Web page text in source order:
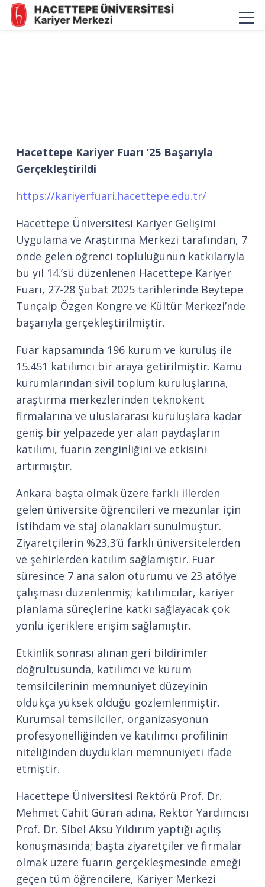
Hacettepe Kariyer Fuarı ’25 Başarıyla
Gerçekleştirildi
https://kariyerfuari.hacettepe.edu.tr/
Hacettepe Üniversitesi Kariyer Gelişimi
Uygulama ve Araştırma Merkezi tarafından, 7
önde gelen öğrenci topluluğunun katkılarıyla
bu yıl 14.’sü düzenlenen Hacettepe Kariyer
Fuarı, 27-28 Şubat 2025 tarihlerinde Beytepe
Tunçalp Özgen Kongre ve Kültür Merkezi’nde
başarıyla gerçekleştirilmiştir.
Fuar kapsamında 196 kurum ve kuruluş ile
15.451 katılımcı bir araya getirilmiştir. Kamu
kurumlarından sivil toplum kuruluşlarına,
araştırma merkezlerinden teknokent
firmalarına ve uluslararası kuruluşlara kadar
geniş bir yelpazede yer alan paydaşların
katılımı, fuarın zenginliğini ve etkisini
artırmıştır.
Ankara başta olmak üzere farklı illerden
gelen üniversite öğrencileri ve mezunlar için
istihdam ve staj olanakları sunulmuştur.
Ziyaretçilerin %23,3’ü farklı üniversitelerden
ve şehirlerden katılım sağlamıştır. Fuar
süresince 7 ana salon oturumu ve 23 atölye
çalışması düzenlenmiş; katılımcılar, kariyer
planlama süreçlerine katkı sağlayacak çok
yönlü içeriklere erişim sağlamıştır.
Etkinlik sonrası alınan geri bildirimler
doğrultusunda, katılımcı ve kurum
temsilcilerinin memnuniyet düzeyinin
oldukça yüksek olduğu gözlemlenmiştir.
Kurumsal temsilciler, organizasyonun
profesyonelliğinden ve katılımcı profilinin
niteliğinden duydukları memnuniyeti ifade
etmiştir.
Hacettepe Üniversitesi Rektörü Prof. Dr.
Mehmet Cahit Güran adına, Rektör Yardımcısı
Prof. Dr. Sibel Aksu Yıldırım yaptığı açılış
konuşmasında; başta ziyaretçiler ve firmalar
olmak üzere fuarın gerçekleşmesinde emeği
geçen tüm öğrencilere, Kariyer Merkezi